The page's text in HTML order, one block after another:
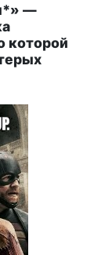
—
которой